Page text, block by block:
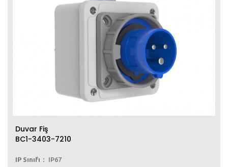
Duvar Fiş
BC1-3403-7210
IP Sınıfı
IP67